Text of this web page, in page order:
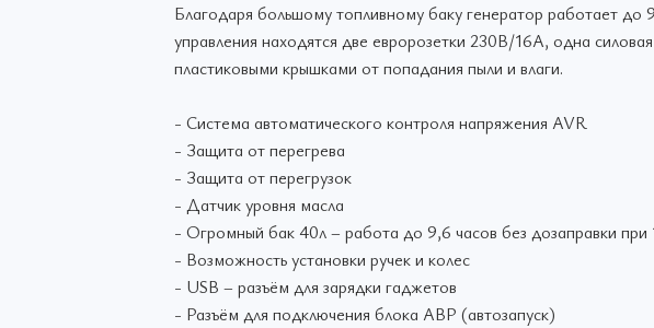
Благодаря большому топливному баку генератор работает до
управления находятся две евророзетки 230В/16А, одна
пластиковыми крышками от попадания пыли и влаги.
- Система автоматического контроля напряжения AVR
- Защита от перегрева
- Защита от перегрузок
- Датчик уровня масла
- Огромный бак 40л – работа до 9,6 часов без дозаправки при
- Возможность установки ручек и колес
- USB – разъём для зарядки гаджетов
- Разъём для подключения блока АВР (автозапуск)